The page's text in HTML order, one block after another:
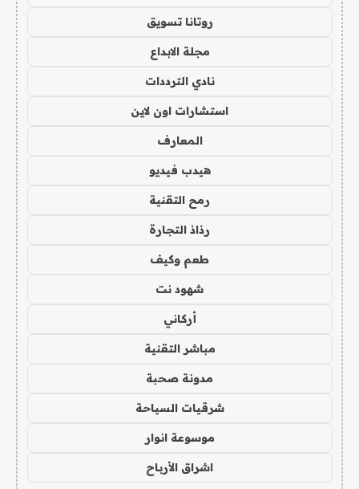
روتانا تسويق
مجلة الابداع
نادي الترددات
استشارات اون لاين
المعارف
هيدب فيديو
رمح التقنية
رذاذ التجارة
طعم وكيف
شهود نت
أركاني
مباشر التقنية
مدونة صحبة
شرقيات السياحة
موسوعة انوار
اشراق الأرباح